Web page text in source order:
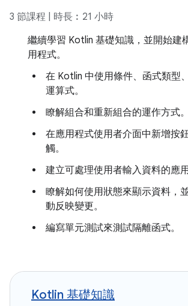
3 節課程 | 時長︰21 小時
繼續學習 Kotlin 基礎知識，並開始建
用程式。
在 Kotlin 中使用條件、函式類型
運算式。
瞭解組合和重新組合的運作方式。
在應用程式使用者介面中新增按
觸。
建立可處理使用者輸入資料的應用
瞭解如何使用狀態來顯示資料，
動反映變更。
編寫單元測試來測試隔離函式。
Kotlin 基礎知識